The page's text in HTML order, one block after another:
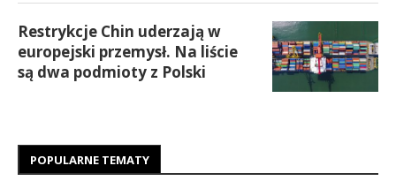
Restrykcje Chin uderzają w
europejski przemysł. Na liście
są dwa podmioty z Polski
POPULARNE TEMATY